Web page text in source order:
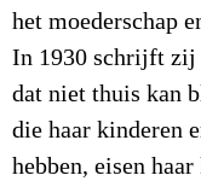
het moederschap
In 1930 schrijft zij
dat niet thuis kan
die haar kinderen
hebben, eisen